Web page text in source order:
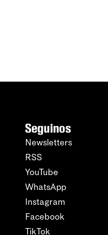
Seguinos
Newsletters
RSS
YouTube
WhatsApp
Instagram
Facebook
TikTok